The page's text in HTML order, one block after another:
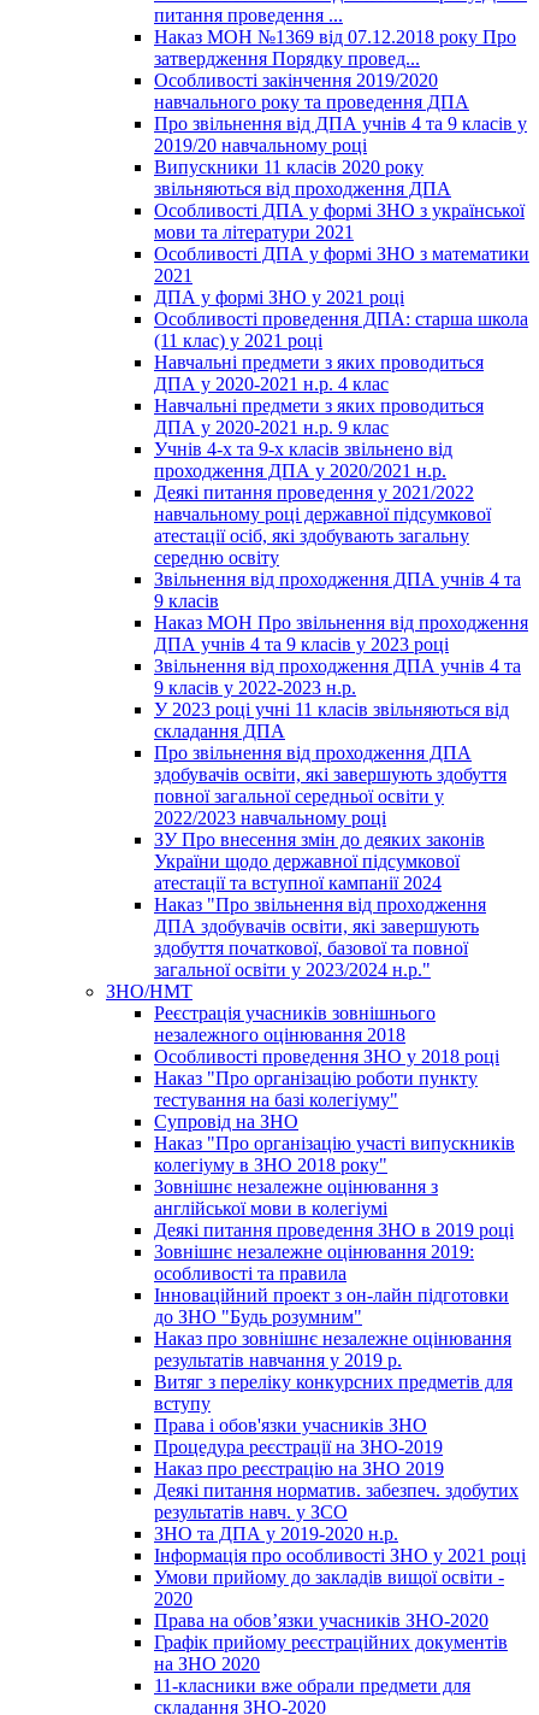
питання проведення ...
Наказ МОН №1369 від 07.12.2018 року Про
затвердження Порядку провед...
Особливості закінчення 2019/2020
навчального року та проведення ДПА
Про звільнення від ДПА учнів 4 та 9 класів у
2019/20 навчальному році
Випускники 11 класів 2020 року
звільняються від проходження ДПА
Особливості ДПА у формі ЗНО з української
мови та літератури 2021
Особливості ДПА у формі ЗНО з математики
2021
ДПА у формі ЗНО у 2021 році
Особливості проведення ДПА: старша школа
(11 клас) у 2021 році
Навчальні предмети з яких проводиться
ДПА у 2020-2021 н.р. 4 клас
Навчальні предмети з яких проводиться
ДПА у 2020-2021 н.р. 9 клас
Учнів 4-х та 9-х класів звільнено від
проходження ДПА у 2020/2021 н.р.
Деякі питання проведення у 2021/2022
навчальному році державної підсумкової
атестації осіб, які здобувають загальну
середню освіту
Звільнення від проходження ДПА учнів 4 та
9 класів
Наказ МОН Про звільнення від проходження
ДПА учнів 4 та 9 класів у 2023 році
Звільнення від проходження ДПА учнів 4 та
9 класів у 2022-2023 н.р.
У 2023 році учні 11 класів звільняються від
складання ДПА
Про звільнення від проходження ДПА
здобувачів освіти, які завершують здобуття
повної загальної середньої освіти у
2022/2023 навчальному році
ЗУ Про внесення змін до деяких законів
України щодо державної підсумкової
атестації та вступної кампанії 2024
Наказ "Про звільнення від проходження
ДПА здобувачів освіти, які завершують
здобуття початкової, базової та повної
загальної освіти у 2023/2024 н.р."
ЗНО/НМТ
Реєстрація учасників зовнішнього
незалежного оцінювання 2018
Особливості проведення ЗНО у 2018 році
Наказ "Про організацію роботи пункту
тестування на базі колегіуму"
Супровід на ЗНО
Наказ "Про організацію участі випускників
колегіуму в ЗНО 2018 року"
Зовнішнє незалежне оцінювання з
англійської мови в колегіумі
Деякі питання проведення ЗНО в 2019 році
Зовнішнє незалежне оцінювання 2019:
особливості та правила
Інноваційний проект з он-лайн підготовки
до ЗНО "Будь розумним"
Наказ про зовнішнє незалежне оцінювання
результатів навчання у 2019 р.
Витяг з переліку конкурсних предметів для
вступу
Права і обов'язки учасників ЗНО
Процедура реєстрації на ЗНО-2019
Наказ про реєстрацію на ЗНО 2019
Деякі питання норматив. забезпеч. здобутих
результатів навч. у ЗСО
ЗНО та ДПА у 2019-2020 н.р.
Інформація про особливості ЗНО у 2021 році
Умови прийому до закладів вищої освіти -
2020
Права на обов’язки учасників ЗНО-2020
Графік прийому реєстраційних документів
на ЗНО 2020
11-класники вже обрали предмети для
складання ЗНО-2020